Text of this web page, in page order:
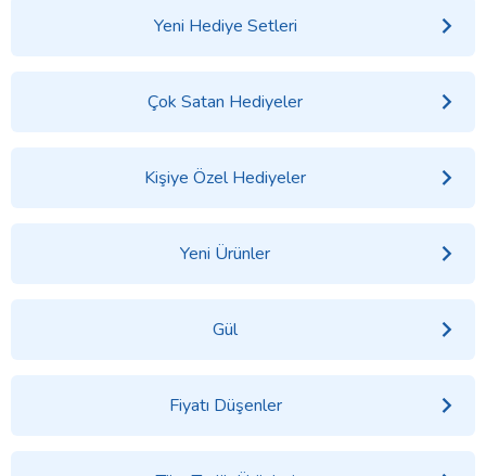
Yeni Hediye Setleri
Çok Satan Hediyeler
Kişiye Özel Hediyeler
Yeni Ürünler
Gül
Fiyatı Düşenler